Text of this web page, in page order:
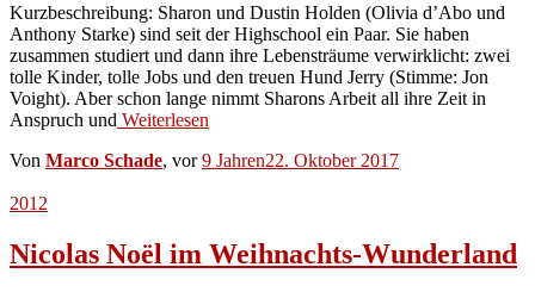
Kurzbeschreibung: Sharon und Dustin Holden (Olivia d’Abo und
Anthony Starke) sind seit der Highschool ein Paar. Sie haben
zusammen studiert und dann ihre Lebensträume verwirklicht: zwei
tolle Kinder, tolle Jobs und den treuen Hund Jerry (Stimme: Jon
Voight). Aber schon lange nimmt Sharons Arbeit all ihre Zeit in
Anspruch und Weiterlesen
Von Marco Schade, vor9 Jahren22. Oktober 2017
2012
Nicolas Noël im Weihnachts-Wunderland